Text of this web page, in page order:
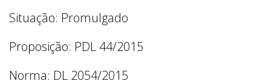
Situação: Promulgado
Proposição: PDL 44/2015
Norma: DL 2054/2015